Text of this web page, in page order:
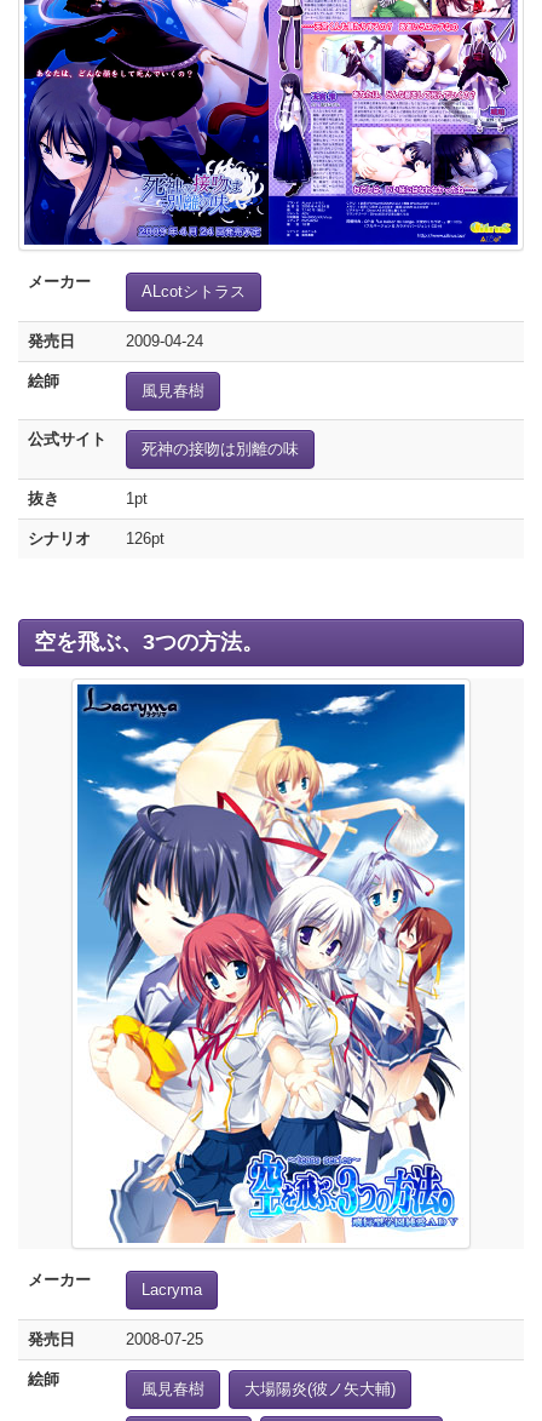
メーカー
ALcotシトラス
発売日 2009-04-24
絵師
風見春樹
公式サイト
死神の接吻は別離の味
抜き 1pt
シナリオ 126pt
空を飛ぶ、3つの方法。
メーカー
Lacryma
発売日 2008-07-25
絵師
風見春樹 大場陽炎(彼ノ矢大輔)